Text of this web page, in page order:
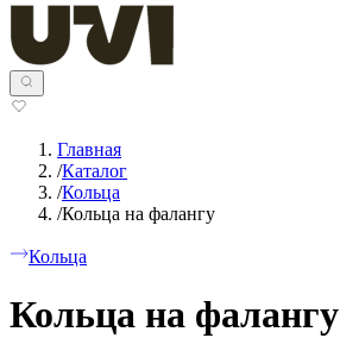
Главная
/Каталог
/Кольца
/Кольца на фалангу
Кольца
Кольца на фалангу